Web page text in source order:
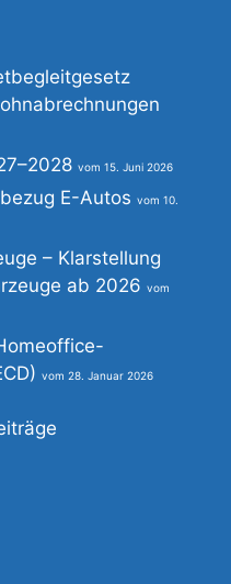
15. Juni 2026
E-Autos 10.
– Klarstellung
ab 2026
28. Januar 2026